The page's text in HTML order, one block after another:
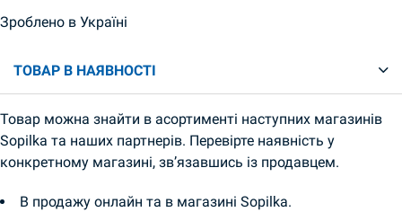
Зроблено в Україні
ТОВАР В НАЯВНОСТІ
Товар можна знайти в асортименті наступних магазинів
Sopilka та наших партнерів. Перевірте наявність у
конкретному магазині, зв’язавшись із продавцем.
В продажу онлайн та в магазині Sopilka.